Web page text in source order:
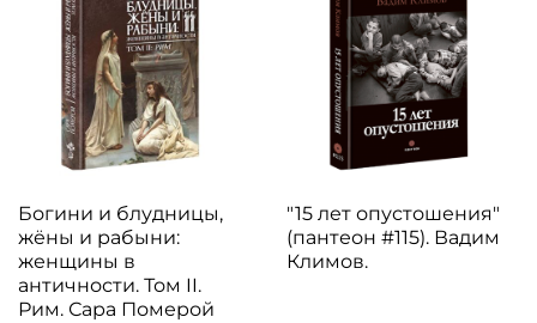
Богини и блудницы,
жёны и рабыни:
женщины в
античности. Том II.
Рим. Сара Померой
"15 лет опустошения"
(пантеон #115). Вадим
Климов.